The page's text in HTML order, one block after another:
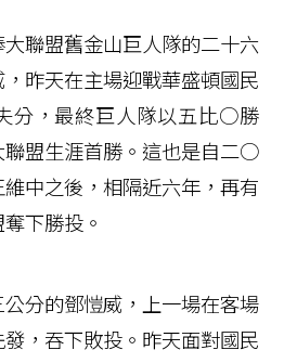
聯盟舊金山巨人隊的二十六
昨天在主場迎戰華盛頓國民
分，最終巨人隊以五比○勝
聯盟生涯首勝。這也是自二○
中之後，相隔近六年，再有
下勝投。
分的鄧愷威，上一場在客場
，吞下敗投。昨天面對國民